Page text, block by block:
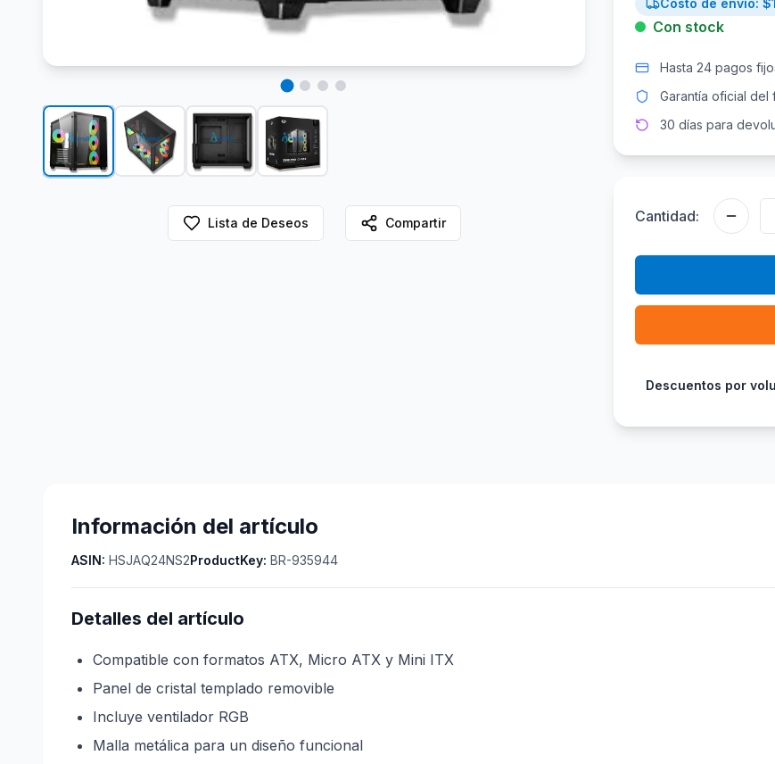
Lista de Deseos Compartir
Costo de envío: $
Con stock
Hasta 24 pagos
Garantía oficial del
30 días para
Cantidad:
Descuentos por
Información del artículo
ASIN: HSJAQ24NS2ProductKey: BR-935944
Detalles del artículo
Compatible con formatos ATX, Micro ATX y Mini ITX
Panel de cristal templado removible
Incluye ventilador RGB
Malla metálica para un diseño funcional